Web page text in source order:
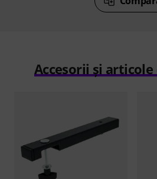
Accesorii și